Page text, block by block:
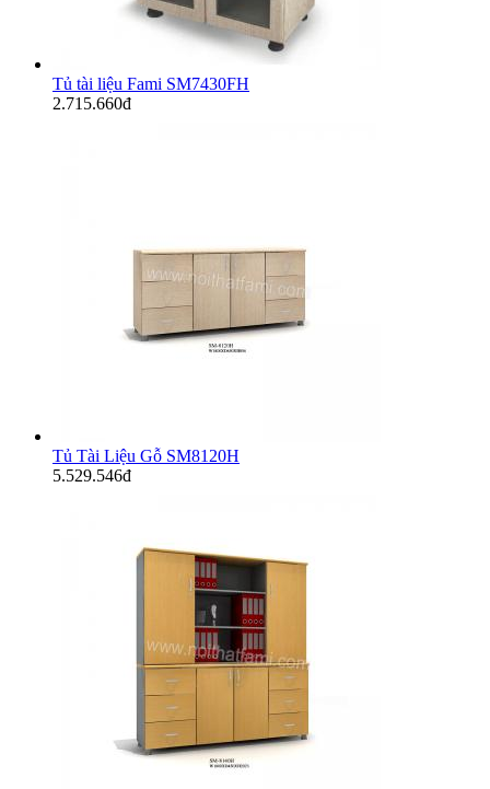
Tủ tài liệu Fami SM7430FH
2.715.660đ
Tủ Tài Liệu Gỗ SM8120H
5.529.546đ